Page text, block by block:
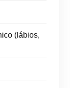
(lábios,